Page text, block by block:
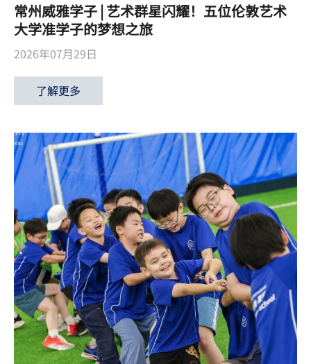
常州威雅学子 | 艺术群星闪耀！五位伦敦艺术
大学准学子的梦想之旅
2026年07月29日
了解更多